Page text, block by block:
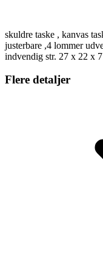
skuldre taske , kanvas
justerbare ,4 lommer
indvendig str. 27 x 22 x
Flere detaljer